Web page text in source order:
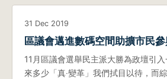
31 Dec 2019
區議會邁進數碼空間助擴市民
11月區議會選舉民主派大勝為政壇引
來多少「真‧變革」我們拭目以待，而